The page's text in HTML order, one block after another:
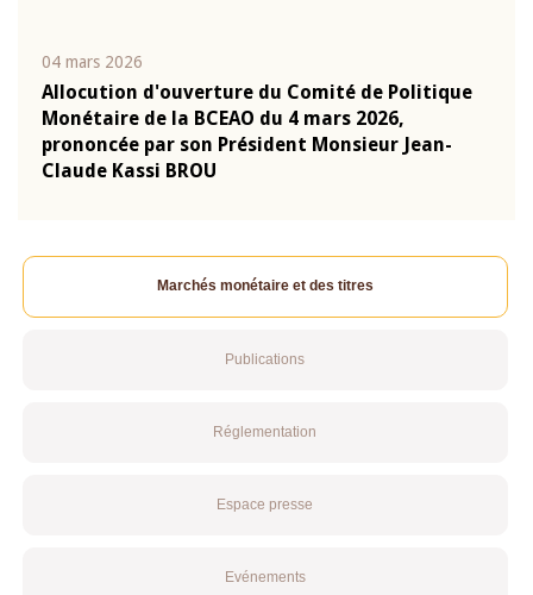
04 mars 2026
Allocution d'ouverture du Comité de Politique
Monétaire de la BCEAO du 4 mars 2026,
prononcée par son Président Monsieur Jean-
Claude Kassi BROU
Marchés monétaire et des titres
Publications
Réglementation
Espace presse
Evénements